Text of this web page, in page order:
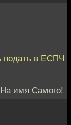
подать в ЕСПЧ
имя Самого!